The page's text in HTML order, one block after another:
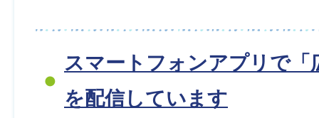
スマートフォンアプリで「
を配信しています